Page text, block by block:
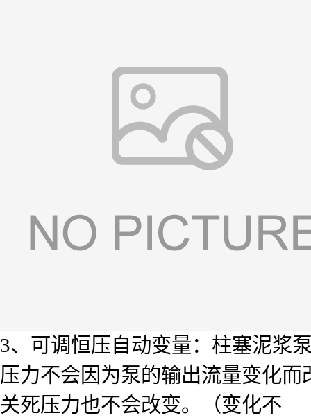
3、可调恒压自动变量：柱塞泥浆
压力不会因为泵的输出流量变化
关死压力也不会改变。（变化不